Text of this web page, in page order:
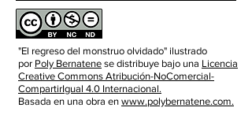
"El regreso del monstruo olvidado" ilustrado
por Poly Bernatene se distribuye bajo una Licencia
Creative Commons Atribución-NoComercial-
CompartirIgual 4.0 Internacional.
Basada en una obra en www.polybernatene.com.